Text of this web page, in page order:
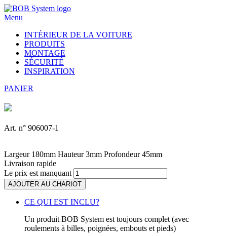
Menu
INTÉRIEUR DE LA VOITURE
PRODUITS
MONTAGE
SÉCURITÉ
INSPIRATION
PANIER
Art. n° 906007-1
Largeur 180mm Hauteur3mm Profondeur45mm
Livraison rapide
Le prix est manquant
AJOUTER AU CHARIOT
CE QUI EST INCLU?
Un produit BOB System est toujours complet (avec
roulements à billes, poignées, embouts et pieds)